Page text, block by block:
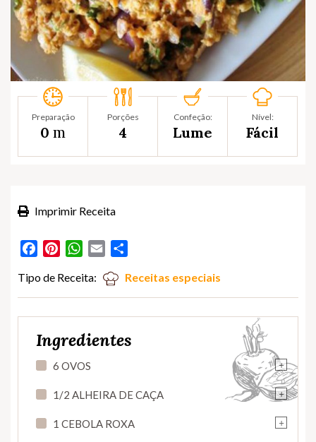
Preparação
0 m
Porções
4
Confeção:
Lume
Nível:
Fácil
Imprimir Receita
FacebookPinterestWhatsApp
Email
Tipo de Receita: Receitas especiais
Ingredientes
+
6 OVOS
+
1/2 ALHEIRA DE CAÇA
+
1 CEBOLA ROXA